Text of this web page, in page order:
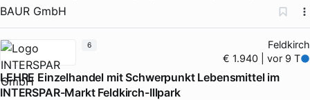
BAUR GmbH
Feldkirch
€ 1.940 | vor 9 T
LEHRE Einzelhandel mit Schwerpunkt Lebensmittel im
INTERSPAR-Markt Feldkirch-Illpark
6